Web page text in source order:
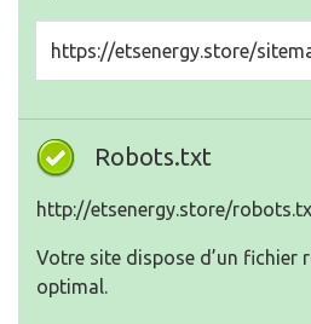
https://etsenergy.store/
Robots.txt
http://etsenergy.store/
Votre site dispose d’un fichier
optimal.